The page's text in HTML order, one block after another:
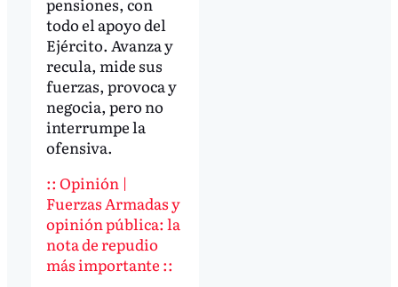
todo el apoyo del
Ejército. Avanza y
recula, mide sus
fuerzas, provoca y
negocia, pero no
interrumpe la
ofensiva.
:: Opinión |
Fuerzas Armadas y
opinión pública: la
nota de repudio
más importante ::